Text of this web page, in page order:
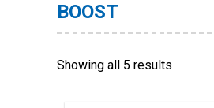
BOOST
Showing all 5 results